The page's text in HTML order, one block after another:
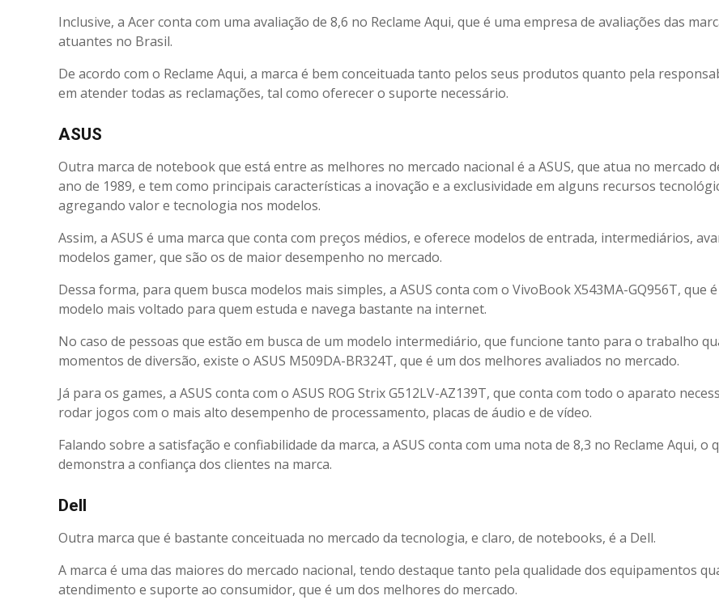
Inclusive, a Acer conta com uma avaliação de 8,6 no Reclame Aqui, que é uma empresa de avaliações das
atuantes no Brasil.
De acordo com o Reclame Aqui, a marca é bem conceituada tanto pelos seus produtos quanto pela
em atender todas as reclamações, tal como oferecer o suporte necessário.
ASUS
Outra marca de notebook que está entre as melhores no mercado nacional é a ASUS, que atua no mercado
ano de 1989, e tem como principais características a inovação e a exclusividade em alguns recursos
agregando valor e tecnologia nos modelos.
Assim, a ASUS é uma marca que conta com preços médios, e oferece modelos de entrada, intermediários,
modelos gamer, que são os de maior desempenho no mercado.
Dessa forma, para quem busca modelos mais simples, a ASUS conta com o VivoBook X543MA-GQ956T, que
modelo mais voltado para quem estuda e navega bastante na internet.
No caso de pessoas que estão em busca de um modelo intermediário, que funcione tanto para o trabalho
momentos de diversão, existe o ASUS M509DA-BR324T, que é um dos melhores avaliados no mercado.
Já para os games, a ASUS conta com o ASUS ROG Strix G512LV-AZ139T, que conta com todo o aparato
rodar jogos com o mais alto desempenho de processamento, placas de áudio e de vídeo.
Falando sobre a satisfação e confiabilidade da marca, a ASUS conta com uma nota de 8,3 no Reclame Aqui, o
demonstra a confiança dos clientes na marca.
Dell
Outra marca que é bastante conceituada no mercado da tecnologia, e claro, de notebooks, é a Dell.
A marca é uma das maiores do mercado nacional, tendo destaque tanto pela qualidade dos equipamentos
atendimento e suporte ao consumidor, que é um dos melhores do mercado.